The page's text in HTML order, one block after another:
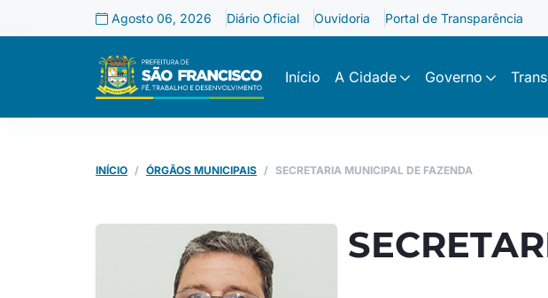
Agosto 06, 2026 Diário Oficial Ouvidoria Portal de Transparência
Início A Cidade Governo
INÍCIO ÓRGÃOS MUNICIPAIS SECRETARIA MUNICIPAL DE FAZENDA